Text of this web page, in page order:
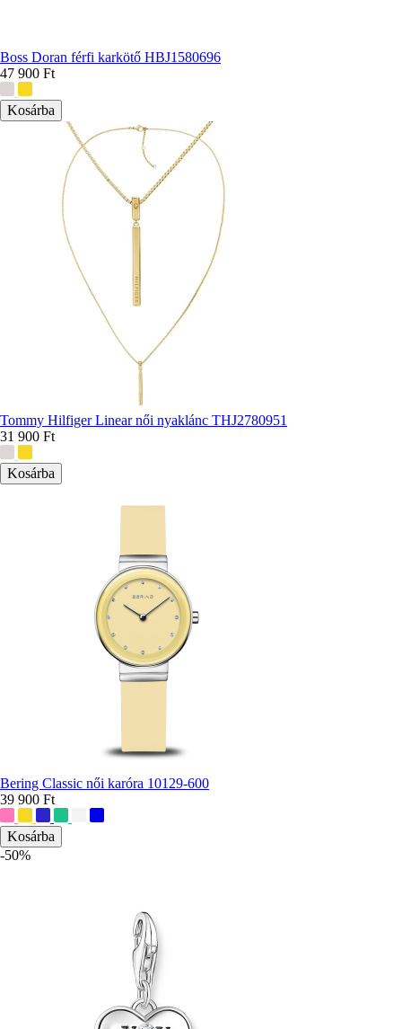
Boss Doran férfi karkötő HBJ1580696
47 900 Ft
színek:
Tommy Hilfiger Linear női nyaklánc THJ2780951
31 900 Ft
színek:
Bering Classic női karóra 10129-600
39 900 Ft
színek:
-50%